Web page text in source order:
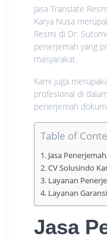
Jasa Translate
Karya Nusa
Resmi di Dr.
penerjemah yang
masyarakat.
Kami juga
profesional di
penerjemah
Table of
Jasa
CV Solusindo
Layanan
Layanan
Jasa